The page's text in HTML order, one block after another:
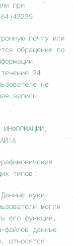
при
почту или
обращение по
24
не
запись
типов:
куки-
могли
его функции,
файлов данные
относятся: